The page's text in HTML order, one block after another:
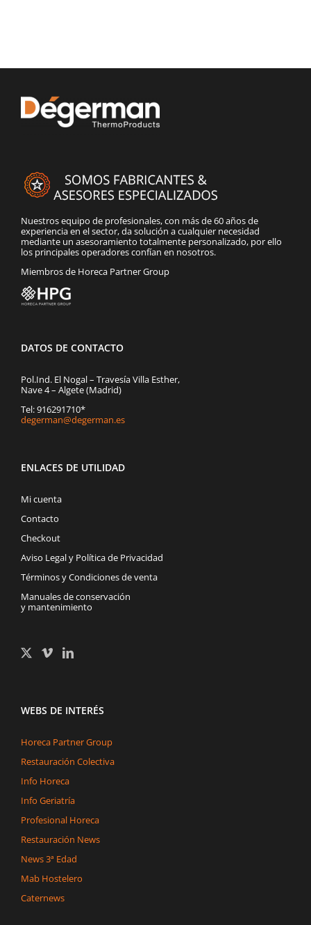
Nuestros equipo de profesionales, con más de 60 años de
experiencia en el sector, da solución a cualquier necesidad
mediante un asesoramiento totalmente personalizado, por ello
los principales operadores confían en nosotros.
Miembros de Horeca Partner Group
DATOS DE CONTACTO
Pol.Ind. El Nogal – Travesía Villa Esther,
Nave 4 – Algete (Madrid)
Tel: 916291710*
degerman@degerman.es
ENLACES DE UTILIDAD
Mi cuenta
Contacto
Checkout
Aviso Legal y Política de Privacidad
Términos y Condiciones de venta
Manuales de conservación
y mantenimiento
WEBS DE INTERÉS
Horeca Partner Group
Restauración Colectiva
Info Horeca
Info Geriatría
Profesional Horeca
Restauración News
News 3ª Edad
Mab Hostelero
Caternews